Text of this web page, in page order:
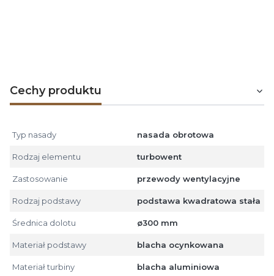
Cechy produktu
Typ nasady nasada obrotowa
Rodzaj elementu turbowent
Zastosowanie przewody wentylacyjne
Rodzaj podstawy podstawa kwadratowa stała
Średnica dolotu ø300 mm
Materiał podstawy blacha ocynkowana
Materiał turbiny blacha aluminiowa